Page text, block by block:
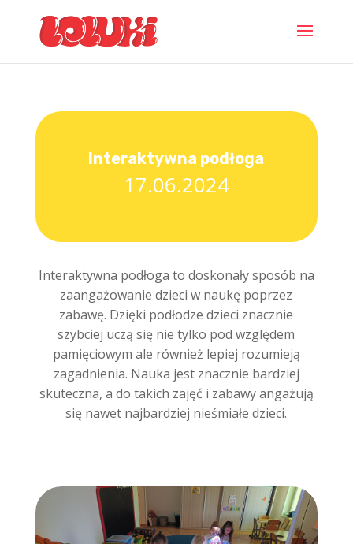
Interaktywna podłoga
17.06.2024
Interaktywna podłoga to doskonały sposób na
zaangażowanie dzieci w naukę poprzez
zabawę. Dzięki podłodze dzieci znacznie
szybciej uczą się nie tylko pod względem
pamięciowym ale również lepiej rozumieją
zagadnienia. Nauka jest znacznie bardziej
skuteczna, a do takich zajęć i zabawy angażują
się nawet najbardziej nieśmiałe dzieci.